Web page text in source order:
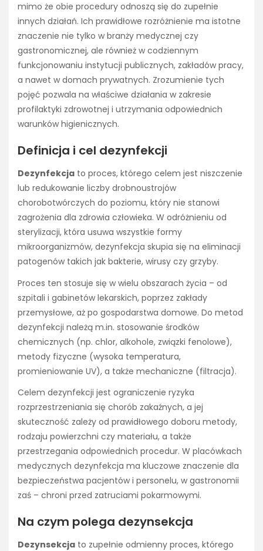
mimo że obie procedury odnoszą się do zupełnie
innych działań. Ich prawidłowe rozróżnienie ma istotne
znaczenie nie tylko w branży medycznej czy
gastronomicznej, ale również w codziennym
funkcjonowaniu instytucji publicznych, zakładów pracy,
a nawet w domach prywatnych. Zrozumienie tych
pojęć pozwala na właściwe działania w zakresie
profilaktyki zdrowotnej i utrzymania odpowiednich
warunków higienicznych.
Definicja i cel dezynfekcji
Dezynfekcja to proces, którego celem jest niszczenie
lub redukowanie liczby drobnoustrojów
chorobotwórczych do poziomu, który nie stanowi
zagrożenia dla zdrowia człowieka. W odróżnieniu od
sterylizacji, która usuwa wszystkie formy
mikroorganizmów, dezynfekcja skupia się na eliminacji
patogenów takich jak bakterie, wirusy czy grzyby.
Proces ten stosuje się w wielu obszarach życia – od
szpitali i gabinetów lekarskich, poprzez zakłady
przemysłowe, aż po gospodarstwa domowe. Do metod
dezynfekcji należą m.in. stosowanie środków
chemicznych (np. chlor, alkohole, związki fenolowe),
metody fizyczne (wysoka temperatura,
promieniowanie UV), a także mechaniczne (filtracja).
Celem dezynfekcji jest ograniczenie ryzyka
rozprzestrzeniania się chorób zakaźnych, a jej
skuteczność zależy od prawidłowego doboru metody,
rodzaju powierzchni czy materiału, a także
przestrzegania odpowiednich procedur. W placówkach
medycznych dezynfekcja ma kluczowe znaczenie dla
bezpieczeństwa pacjentów i personelu, w gastronomii
zaś – chroni przed zatruciami pokarmowymi.
Na czym polega dezynsekcja
Dezynsekcja to zupełnie odmienny proces, którego